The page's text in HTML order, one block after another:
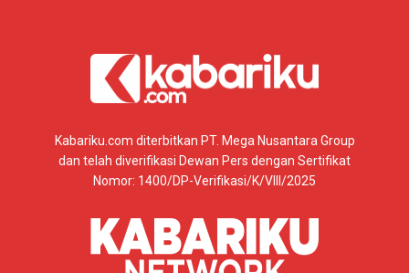
Kabariku.com diterbitkan PT. Mega Nusantara Group
dan telah diverifikasi Dewan Pers dengan Sertifikat
Nomor: 1400/DP-Verifikasi/K/VIII/2025